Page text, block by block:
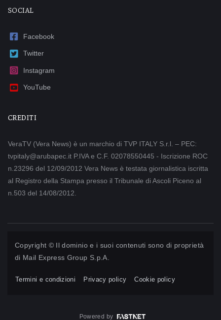
SOCIAL
Facebook
Twitter
Instagram
YouTube
CREDITI
VeraTV (Vera News) è un marchio di TVP ITALY S.r.l. – PEC:
tvpitaly@arubapec.it P.IVA e C.F. 02078550445 - Iscrizione ROC
n.23296 del 12/09/2012 Vera News è testata giornalistica iscritta
al Registro della Stampa presso il Tribunale di Ascoli Piceno al
n.503 del 14/08/2012.
Copyright © Il dominio e i suoi contenuti sono di proprietà
di Mail Express Group S.p.A.
Termini e condizioni Privacy policy Cookie policy
Powered by